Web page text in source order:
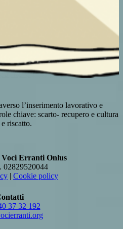
l’inserimento lavorativo e
chiave: scarto- recupero e cultura
riscatto.
Voci Erranti Onlus
02829520044
| Cookie policy
37 32 192